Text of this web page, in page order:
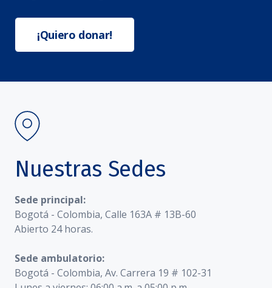
¡Quiero donar!
Nuestras Sedes
Sede principal:
Bogotá - Colombia, Calle 163A # 13B-60
Abierto 24 horas.
Sede ambulatorio:
Bogotá - Colombia, Av. Carrera 19 # 102-31